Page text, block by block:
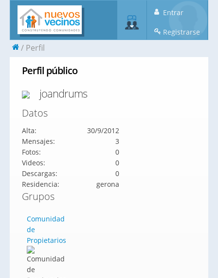
Entrar
Registrarse
Perfil
Perfil público
joandrums
Datos
Alta:
30/9/2012
Mensajes:
3
Fotos:
0
Videos:
0
Descargas:
0
Residencia:
gerona
Grupos
Comunidad
de
Propietarios